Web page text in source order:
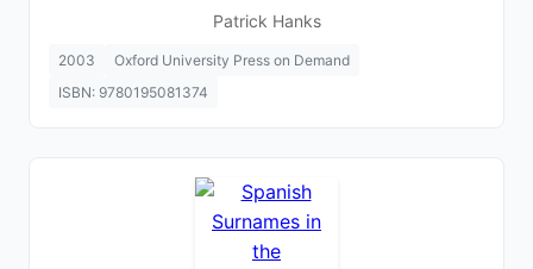
Patrick Hanks
2003
Oxford University Press on Demand
ISBN: 9780195081374